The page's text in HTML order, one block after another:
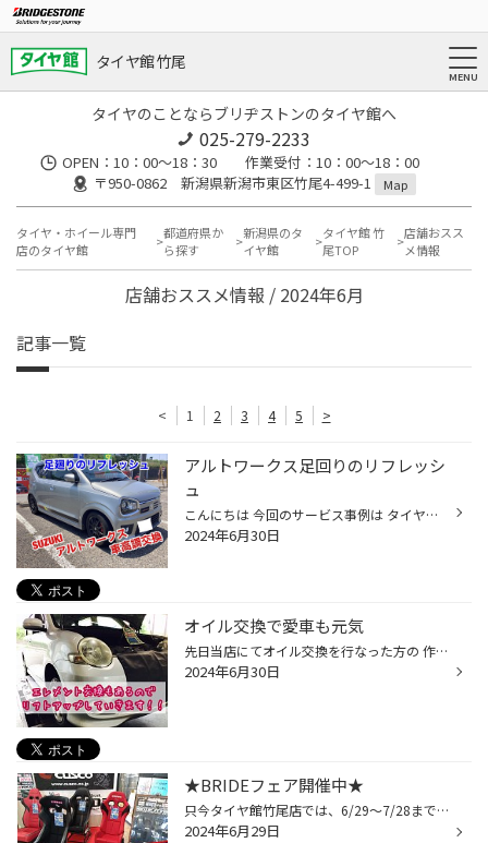
タイヤ館 竹尾
タイヤのことならブリヂストンのタイヤ館へ
025-279-2233
OPEN：10：00～18：30 作業受付：10：00～18：00
〒950-0862 新潟県新潟市東区竹尾4-499-1
Map
タイヤ・ホイール専門
店のタイヤ館
都道府県か
ら探す
新潟県のタ
イヤ館
タイヤ館 竹
尾TOP
店舗おスス
メ情報
店舗おススメ情報 / 2024年6月
記事一覧
< 1 2 3 4 5 >
アルトワークス足回りのリフレッシ
ュ
こんにちは 今回のサービス事例は タイヤ館竹尾のマンスリーイベントで ご成約頂いた車高調の 取付になります 今回の車はコチラ アルトワークスになります 今使っている足回りも5年ほど 経過したとのこと。 今回取り付ける商品は クスコ ストリートゼロAになります キャンバー調整仕様になっていま...
2024年6月30日
オイル交換で愛車も元気
先日当店にてオイル交換を行なった方の 作業事例をご紹介致します。 お車はトヨタ シエンタ 当店では、オイル交換作業と合わせて バッテリー点検も承っております。 特に夏と冬はバッテリーの負担が強くなる時期★ しかも、最近のバッテリーは高性能なバッテリーが 標準装備で装着されております。 ...
2024年6月30日
★BRIDEフェア開催中★
只今タイヤ館竹尾店では、6/29～7/28までの期間限定で ４脚のBRIDEシートを展示中です！ ※展示期間や展示シートは予告なく変更される場合もございますので予めご了承ください 日本を代表する車両用シートメーカーのブリッドは モータースポーツを楽しむ方を中心に人気があり、 BRIDEのシートレール...
2024年6月29日